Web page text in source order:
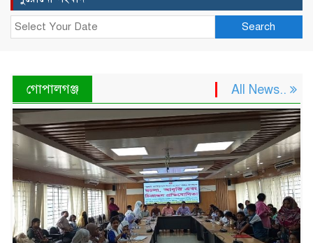
বালিয়াকান্দিতে জুলাই গণঅভ্যুত্থান দিবস
রাজবাড়ীর পাংশায় সাংবাদিককে মারধরের
ঘটনায় একজন গ্রেপ্তার
জুলাই গণঅভ্যুত্থান দিবস উপলক্ষে টুঙ্গিপাড়ায়
রচনা, আবৃত্তি ও চিত্রাঙ্কন প্রতিযোগিতা
Search
গোপালগঞ্জ All News..